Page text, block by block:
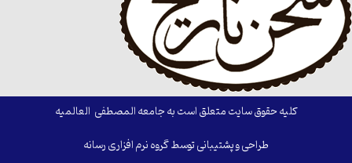
کلیه حقوق سایت متعلق است به جامعه المصطفی العالمیه
طراحی و پشتیبانی توسط گروه نرم افزاری رسانه